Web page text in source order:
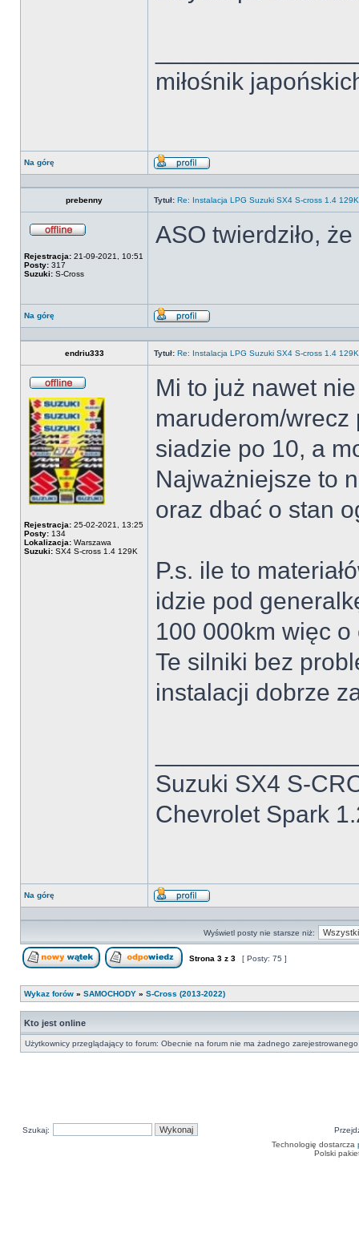
miłośnik
Na górę
Wyświetl
prebenny
Tytuł: Re: Instalacja LPG Suzuki SX4 S-cross 1.4
Rejestracja: 21-09-2021, 10:51
Posty: 317
Suzuki: S-Cross
ASO twierdziło,
Na górę
Wyświetl
endriu333
Tytuł: Re: Instalacja LPG Suzuki SX4 S-cross 1.4
Rejestracja: 25-02-2021, 13:25
Posty: 134
Lokalizacja: Warszawa
Suzuki: SX4 S-cross 1.4 129K
Mi to już nawet
maruderom/wrecz
siadzie po 10, a
Najważniejsze to
oraz dbać o stan
P.s. ile to
idzie pod
100 000km więc
Te silniki bez
instalacji dobrze
Suzuki SX4 S-
Chevrolet Spark
Na górę
Wyświetl
Wyświetl posty nie starsze niż:
Strona 3 z 3 [ Posty: 75 ]
Wykaz forów » SAMOCHODY » S-Cross (2013-2022)
Kto jest online
Użytkownicy przeglądający to forum: Obecnie na forum nie ma żadnego
Szukaj:
Technologię dostarcza
Polski